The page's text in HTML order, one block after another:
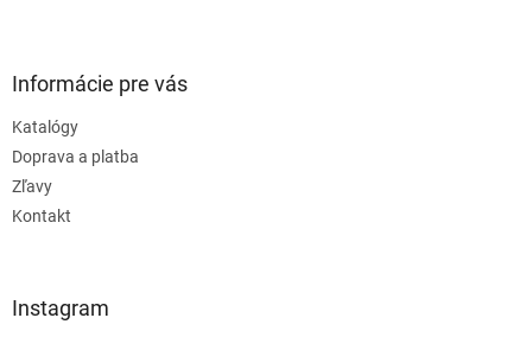
Informácie pre vás
Katalógy
Doprava a platba
Zľavy
Kontakt
Instagram